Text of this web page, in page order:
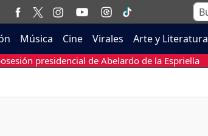
Música Cine Virales Arte y Literatura
presidencial de Abelardo de la Espriella